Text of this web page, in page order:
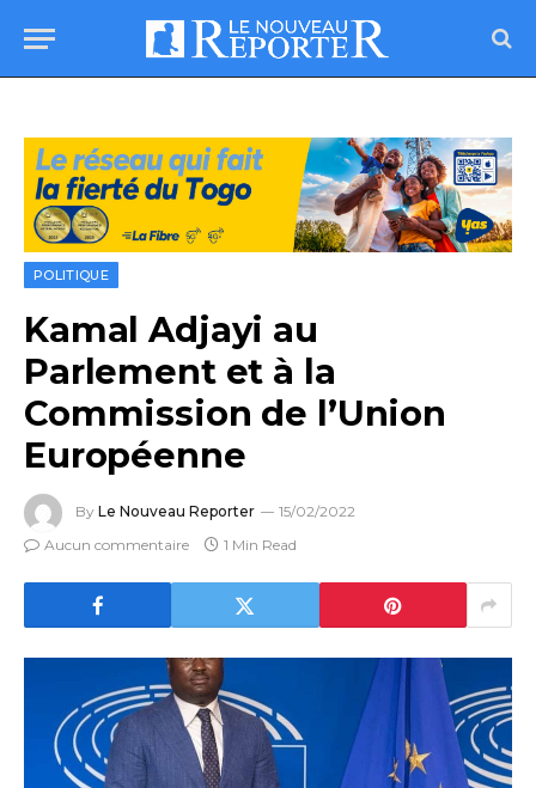
POLITIQUE
Kamal Adjayi au
Parlement et à la
Commission de l’Union
Européenne
By Le Nouveau Reporter
15/02/2022
Aucun commentaire
1 Min Read